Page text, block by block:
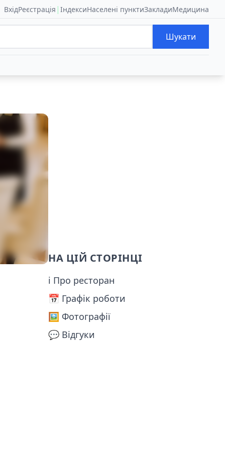
ВхідРеєстрація | ІндексиНаселені пунктиЗакладиМедицина
Шукати
НА ЦІЙ СТОРІНЦІ
ℹ Про ресторан
📅️ Графік роботи
🖼️ Фотографії
💬 Відгуки